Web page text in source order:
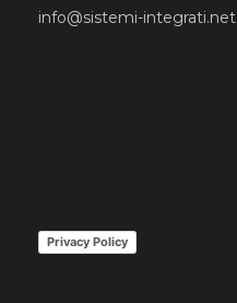
info@sistemi-integrati.net
Privacy Policy